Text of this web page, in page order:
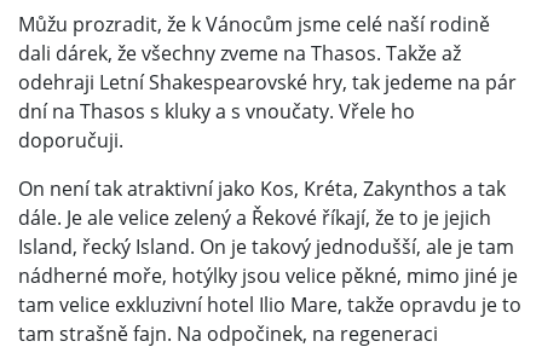
Můžu prozradit, že k Vánocům jsme celé naší rodině
dali dárek, že všechny zveme na Thasos. Takže až
odehraji Letní Shakespearovské hry, tak jedeme na pár
dní na Thasos s kluky a s vnoučaty. Vřele ho
doporučuji.
On není tak atraktivní jako Kos, Kréta, Zakynthos a tak
dále. Je ale velice zelený a Řekové říkají, že to je jejich
Island, řecký Island. On je takový jednodušší, ale je tam
nádherné moře, hotýlky jsou velice pěkné, mimo jiné je
tam velice exkluzivní hotel Ilio Mare, takže opravdu je to
tam strašně fajn. Na odpočinek, na regeneraci